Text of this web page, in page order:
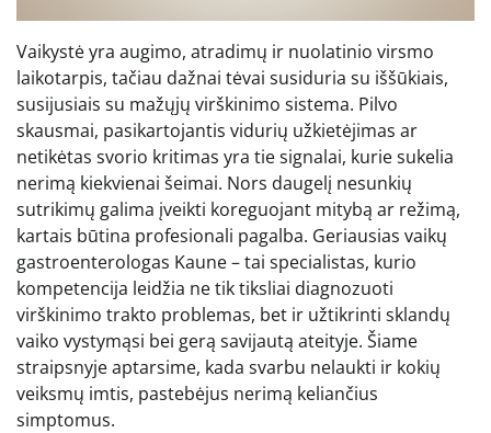
Vaikystė yra augimo, atradimų ir nuolatinio virsmo
laikotarpis, tačiau dažnai tėvai susiduria su iššūkiais,
susijusiais su mažųjų virškinimo sistema. Pilvo
skausmai, pasikartojantis vidurių užkietėjimas ar
netikėtas svorio kritimas yra tie signalai, kurie sukelia
nerimą kiekvienai šeimai. Nors daugelį nesunkių
sutrikimų galima įveikti koreguojant mitybą ar režimą,
kartais būtina profesionali pagalba. Geriausias vaikų
gastroenterologas Kaune – tai specialistas, kurio
kompetencija leidžia ne tik tiksliai diagnozuoti
virškinimo trakto problemas, bet ir užtikrinti sklandų
vaiko vystymąsi bei gerą savijautą ateityje. Šiame
straipsnyje aptarsime, kada svarbu nelaukti ir kokių
veiksmų imtis, pastebėjus nerimą keliančius
simptomus.